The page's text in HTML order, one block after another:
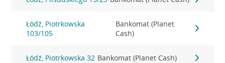
Łódź, Piotrkowska
103/105
Bankomat (Planet
Cash)
Łódź, Piotrkowska 32 Bankomat (Planet Cash)